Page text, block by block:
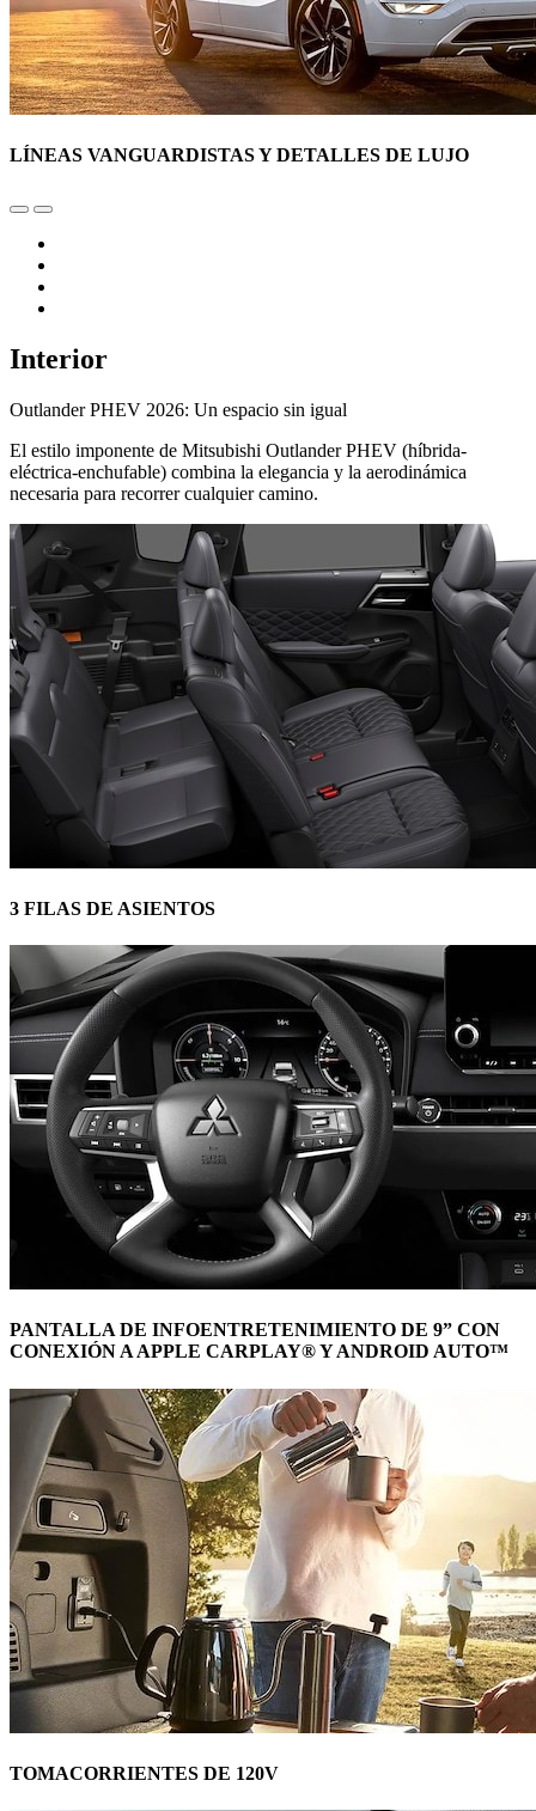
LÍNEAS VANGUARDISTAS Y DETALLES DE LUJO
Interior
Outlander PHEV 2026: Un espacio sin igual
El estilo imponente de Mitsubishi Outlander PHEV (híbrida-
eléctrica-enchufable) combina la elegancia y la aerodinámica
necesaria para recorrer cualquier camino.
3 FILAS DE ASIENTOS
PANTALLA DE INFOENTRETENIMIENTO DE 9” CON
CONEXIÓN A APPLE CARPLAY® Y ANDROID AUTO™
TOMACORRIENTES DE 120V